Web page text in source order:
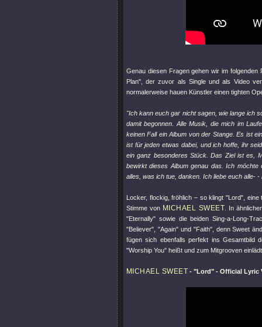
Genau diesen Fragen gehen wir im
Plan" , der zuvor als Single und als Video
normalerweise hauen Künstler einen tighten
"Ich kann euch gar nicht sagen, wie lange ich
damit begonnen. Alle Musik, die mich im
keinen Fall ein Album von der Stange. Es ist
ist für jeden etwas dabei, und ich hoffe, ihr
ein ganz besonderes Stück. Das Ziel ist es,
bewirkt dieses Album genau das. Ich
alles, was ich tue, danken. Ich liebe euch alle- -
Locker, flockig, fröhlich – so klingt "Lord" ,
Stimme von MICHAEL SWEET . In
"Eternally" sowie die beiden Sing-a-Long-
"Believer" "Again"und "Faith", denn Sweet
fügen sich ebenfalls perfekt ins Gesamtbild
"Worship You" heißt und zum Mitgrooven
MICHAEL SWEET -"Lord" - Official Lyric